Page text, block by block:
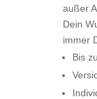
außer
Dein
immer
Bis